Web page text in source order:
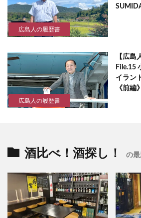
広島人の履歴書
広島人の履歴書
【広島
File.15
イラン
《前編》
酒比べ！酒探し！ の